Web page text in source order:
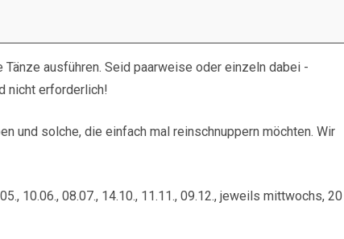
ausführen. Seid paarweise oder einzeln dabei -
nicht erforderlich!
und solche, die einfach mal reinschnuppern möchten. Wir
10.06., 08.07., 14.10., 11.11., 09.12., jeweils mittwochs,